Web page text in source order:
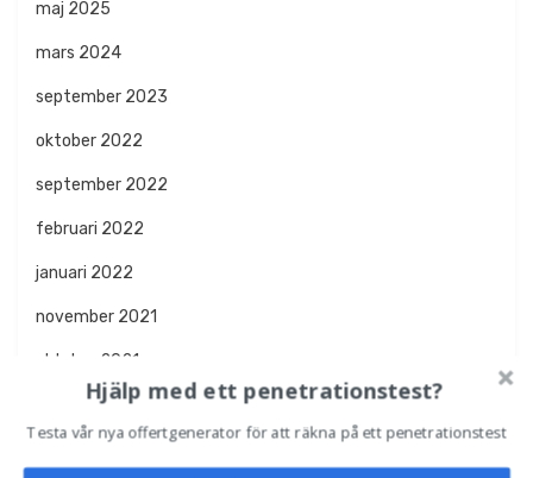
maj 2025
mars 2024
september 2023
oktober 2022
september 2022
februari 2022
januari 2022
november 2021
oktober 2021
september 2021
april 2021
Hjälp med ett penetrationstest?
Testa vår nya offertgenerator för att räkna på ett penetrationstest